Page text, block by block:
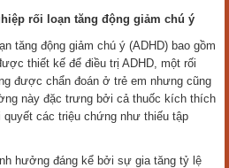
rối loạn tăng động giảm chú ý
tăng động giảm chú ý (ADHD) bao gồm
thiết kế để điều trị ADHD, một rối
được chẩn đoán ở trẻ em nhưng cũng
này đặc trưng bởi cả thuốc kích thích
các triệu chứng như thiếu tập
hưởng đáng kể bởi sự gia tăng tỷ lệ